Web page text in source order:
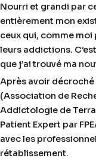
Nourri et grandi par
entièrement mon
ceux qui, comme
leurs addictions.
que j’ai trouvé ma
Après avoir décroché
(Association de
Addictologie de
Patient Expert par
avec les
rétablissement.